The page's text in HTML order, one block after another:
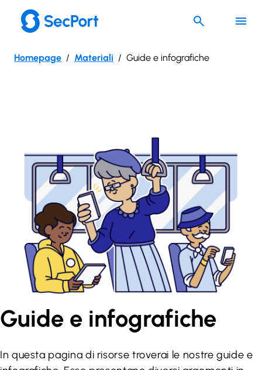
contenuto
Homepage Materiali Guide e infografiche
Guide e infografiche
In questa pagina di risorse troverai le nostre guide e